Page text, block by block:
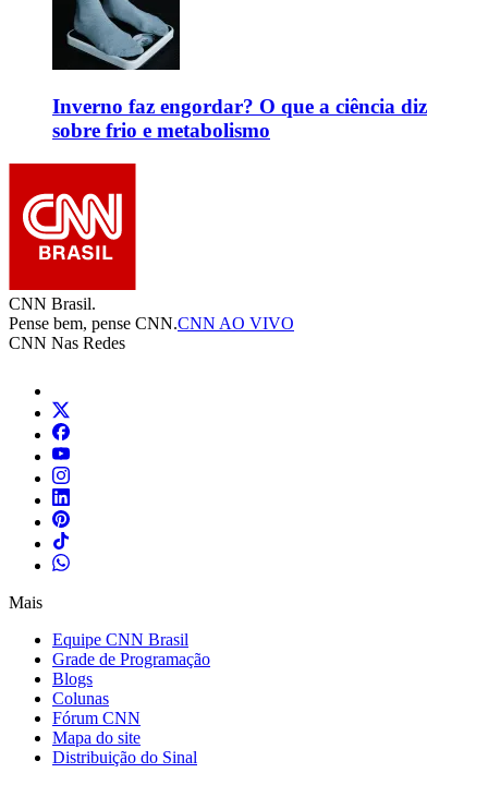
Inverno faz engordar? O que a ciência diz
sobre frio e metabolismo
CNN Brasil.
Pense bem, pense CNN.CNN AO VIVO
CNN Nas Redes
Mais
Equipe CNN Brasil
Grade de Programação
Blogs
Colunas
Fórum CNN
Mapa do site
Distribuição do Sinal